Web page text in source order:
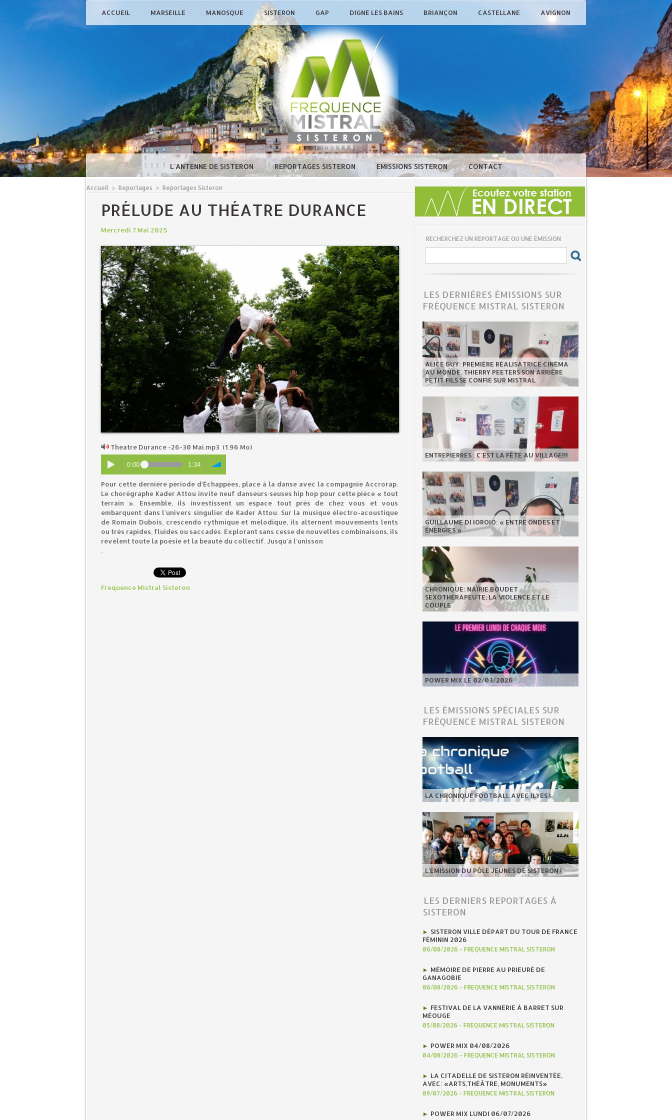
ACCUEIL MARSEILLE MANOSQUE SISTERON GAP DIGNE LES BAINS BRIANÇON CASTELLANE AVIGNON
L'ANTENNE DE SISTERON REPORTAGES SISTERON EMISSIONS SISTERON CONTACT
Accueil > Reportages > Reportages Sisteron
PRÉLUDE AU THÉATRE DURANCE
Mercredi 7 Mai 2025
Theatre Durance -26-30 Mai.mp3 (1.96 Mo)
0:00 1:34
Pour cette dernière période d’Échappées, place à la danse avec la compagnie Accrorap.
Le chorégraphe Kader Attou invite neuf danseurs·seuses hip hop pour cette pièce « tout
terrain ». Ensemble, ils investissent un espace tout près de chez vous et vous
embarquent dans l’univers singulier de Kader Attou. Sur la musique électro-acoustique
de Romain Dubois, crescendo rythmique et mélodique, ils alternent mouvements lents
ou très rapides, fluides ou saccadés. Explorant sans cesse de nouvelles combinaisons, ils
révèlent toute la poésie et la beauté du collectif. Jusqu’à l’unisson
Frequence Mistral Sisteron
RECHERCHEZ UN REPORTAGE OU UNE ÉMISSION
LES DERNIÈRES ÉMISSIONS SUR
FRÉQUENCE MISTRAL SISTERON
ALICE GUY: PREMIÈRE RÉALISATRICE CINÉMA
AU MONDE, THIERRY PEETERS SON ARRIÈRE
PETIT FILS SE CONFIE SUR MISTRAL
ENTREPIERRES : C'EST LA FÊTE AU VILLAGE!!!
GUILLAUME DI IOROIO: « ENTRE ONDES ET
ÉNERGIES »
CHRONIQUE: NAÏRIE BOUDET
SEXOTHÉRAPEUTE; LA VIOLENCE ET LE
COUPLE
POWER MIX LE 02/03/2026
LES ÉMISSIONS SPÉCIALES SUR
FRÉQUENCE MISTRAL SISTERON
LA CHRONIQUE FOOTBALL AVEC ILYES !
L'ÉMISSION DU PÔLE JEUNES DE SISTERON !
LES DERNIERS REPORTAGES À
SISTERON
SISTERON VILLE DÉPART DU TOUR DE FRANCE
FÉMININ 2026
06/08/2026 - FREQUENCE MISTRAL SISTERON
MÉMOIRE DE PIERRE AU PRIEURÉ DE
GANAGOBIE
06/08/2026 - FREQUENCE MISTRAL SISTERON
FESTIVAL DE LA VANNERIE À BARRET SUR
MÉOUGE
05/08/2026 - FREQUENCE MISTRAL SISTERON
POWER MIX 04/08/2026
04/08/2026 - FREQUENCE MISTRAL SISTERON
LA CITADELLE DE SISTERON RÉINVENTÉE,
AVEC: «ARTS,THÉÂTRE, MONUMENTS»
09/07/2026 - FREQUENCE MISTRAL SISTERON
POWER MIX LUNDI 06/07/2026